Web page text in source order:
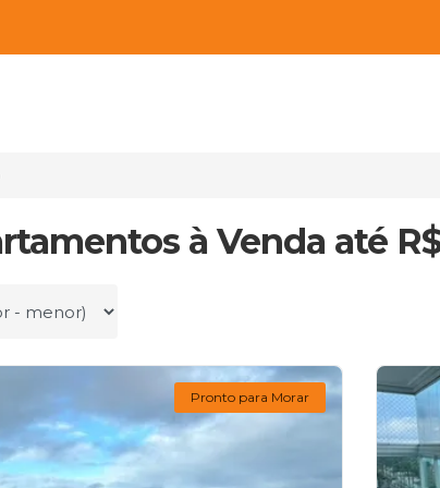
à Venda até
Pronto para Morar